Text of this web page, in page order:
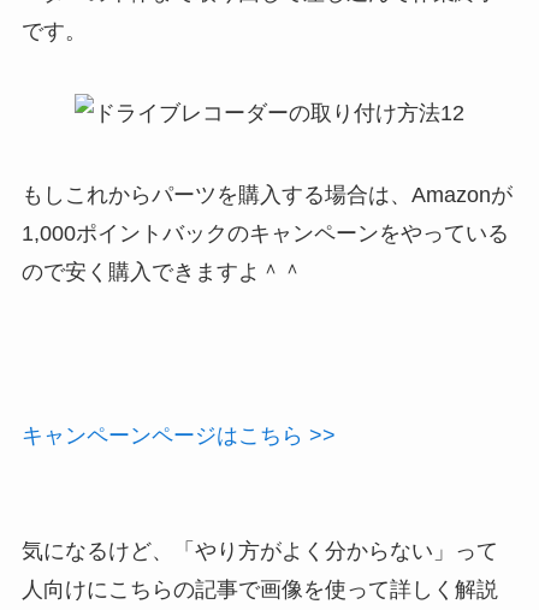
です。
もしこれからパーツを購入する場合は、Amazonが
1,000ポイントバックのキャンペーンをやっている
ので安く購入できますよ＾＾
キャンペーンページはこちら >>
気になるけど、「やり方がよく分からない」って
人向けにこちらの記事で画像を使って詳しく解説